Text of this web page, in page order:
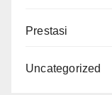
Prestasi
Uncategorized